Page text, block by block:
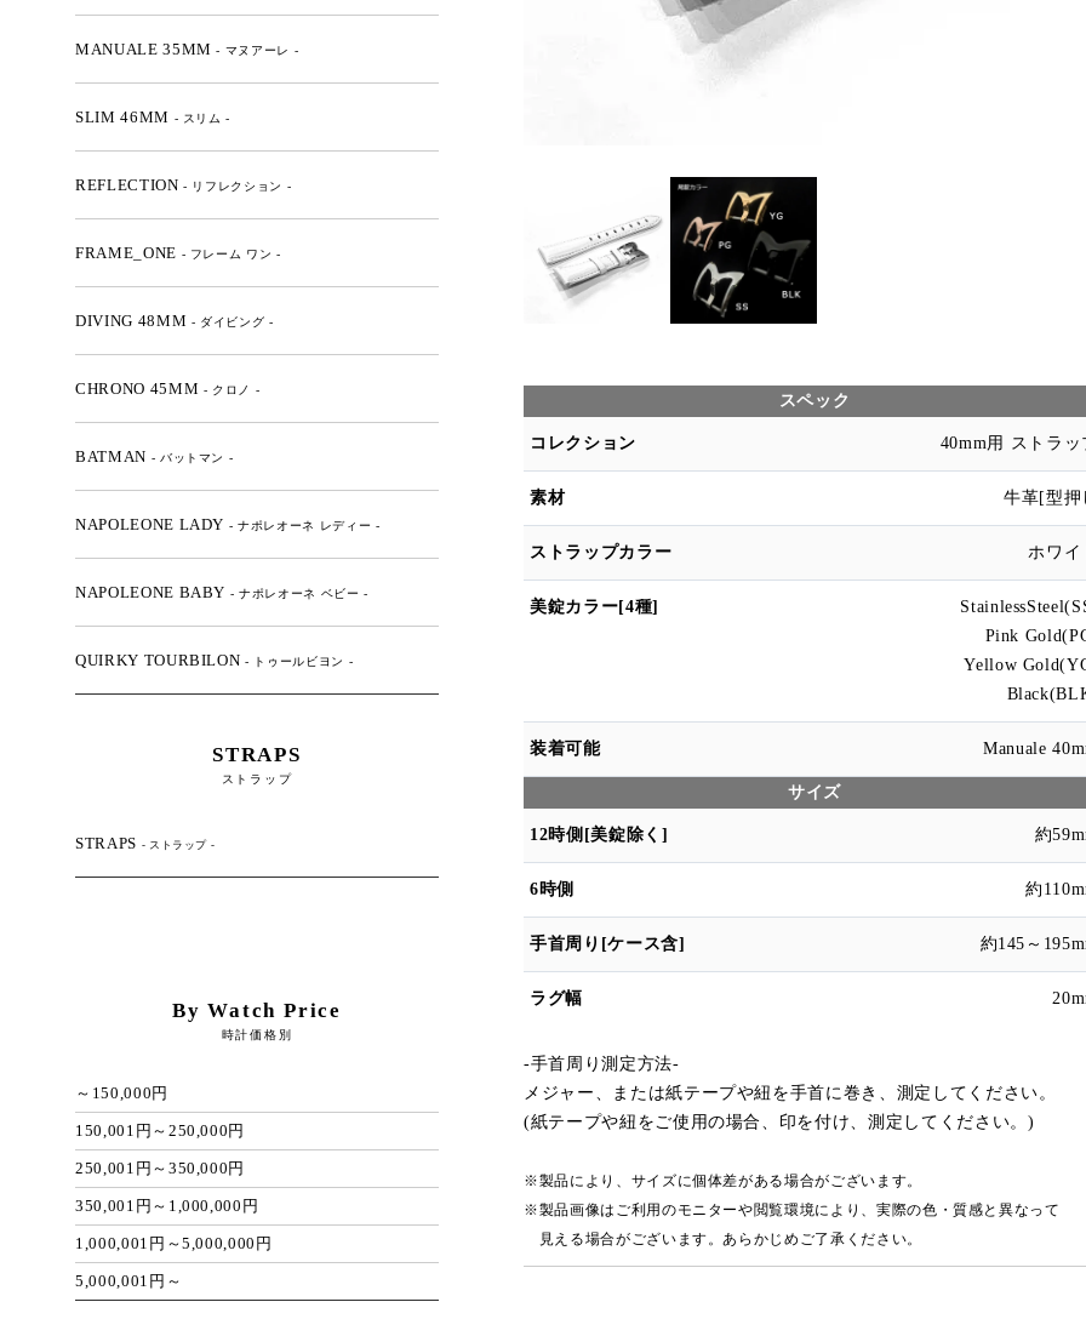
スペック
40mm用 ストラッ
牛革[型押
ホワイ
Pink
Yellow
Manuale
サイズ
約
約
約145～
-手首周り測定方法-
メジャー、または紙テープや紐を手首に巻き、測定してください。
(紙テープや紐をご使用の場合、印を付け、測定してください。)
※製品により、サイズに個体差がある場合がございます。
※製品画像はご利用のモニターや閲覧環境により、実際の色・質感と異なって
見える場合がございます。あらかじめご了承ください。
MANUALE 35MM- マヌアーレ -
SLIM 46MM - スリム -
REFLECTION- リフレクション -
FRAME_ONE - フレーム ワン -
DIVING 48MM - ダイビング -
CHRONO 45MM - クロノ -
BATMAN - バットマン -
NAPOLEONE LADY - ナポレオーネ レディー -
NAPOLEONE BABY - ナポレオーネ ベビー -
QUIRKY TOURBILON- トゥールビヨン -
STRAPS
ストラップ
STRAPS - ストラップ -
By Watch Price
時計価格別
～150,000円
150,001円～250,000円
250,001円～350,000円
350,001円～1,000,000円
1,000,001円～5,000,000円
5,000,001円～